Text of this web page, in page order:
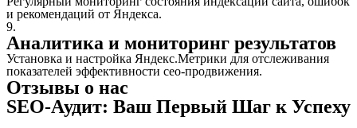
и рекомендаций от Яндекса.
9.
Аналитика и мониторинг результатов
Установка и настройка Яндекс.Метрики для отслеживания
показателей эффективности сео-продвижения.
Отзывы о нас
SEO-Аудит: Ваш Первый Шаг к Успеху